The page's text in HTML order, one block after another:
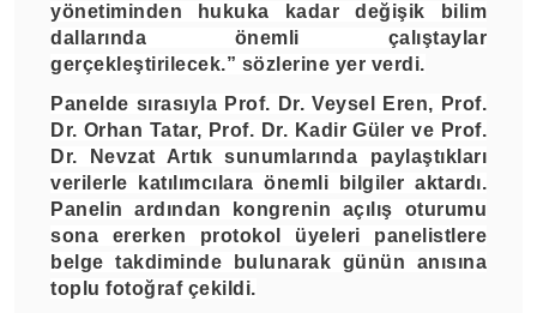
yönetiminden hukuka kadar değişik bilim
dallarında önemli çalıştaylar
gerçekleştirilecek.” sözlerine yer verdi.
Panelde sırasıyla Prof. Dr. Veysel Eren, Prof.
Dr. Orhan Tatar, Prof. Dr. Kadir Güler ve Prof.
Dr. Nevzat Artık sunumlarında paylaştıkları
verilerle katılımcılara önemli bilgiler aktardı.
Panelin ardından kongrenin açılış oturumu
sona ererken protokol üyeleri panelistlere
belge takdiminde bulunarak günün anısına
toplu fotoğraf çekildi.